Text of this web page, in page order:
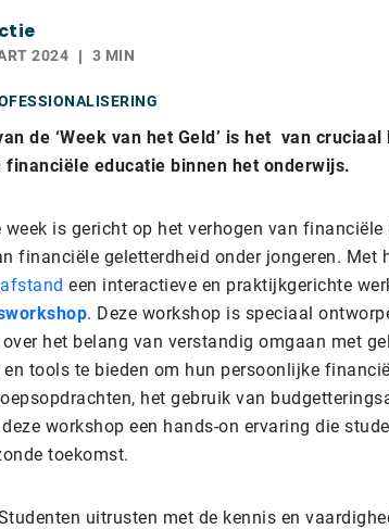
2024 3 MIN
de ‘Week van het Geld’ is het van
financiële educatie binnen het onderwijs.
week is gericht op het verhogen van
financiële geletterdheid onder jongeren. Met
een interactieve en praktijkgerichte
. Deze workshop is speciaal
het belang van verstandig omgaan met
tools te bieden om hun persoonlijke
het gebruik van
workshop een hands-on ervaring die
toekomst.
uitrusten met de kennis en